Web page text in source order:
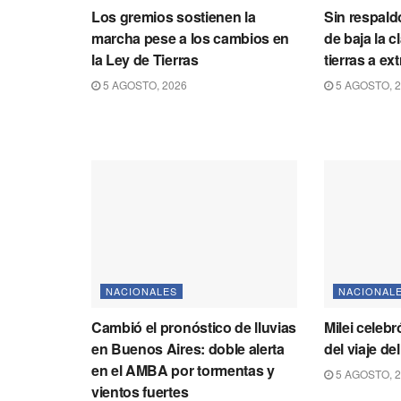
Los gremios sostienen la
marcha pese a los cambios en
la Ley de Tierras
5 AGOSTO, 2026
Sin
de baja la
tierras a
5 AGOSTO,
NACIONALES
Cambió el pronóstico de lluvias
en Buenos Aires: doble alerta
en el AMBA por tormentas y
vientos fuertes
Milei
del viaje
5 AGOSTO,